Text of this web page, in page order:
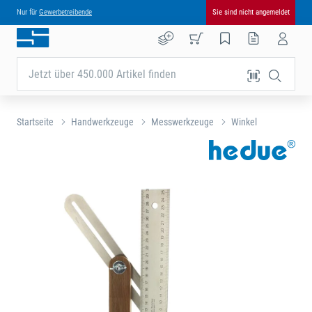
Nur für Gewerbetreibende Sie sind nicht angemeldet
Jetzt über 450.000 Artikel finden
Startseite Handwerkzeuge Messwerkzeuge Winkel